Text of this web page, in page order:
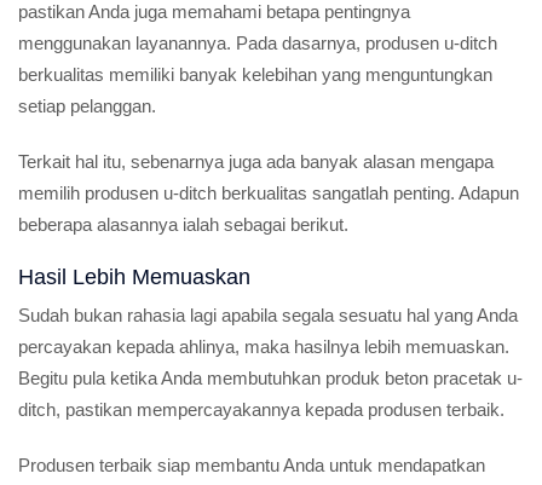
pastikan Anda juga memahami betapa pentingnya
menggunakan layanannya. Pada dasarnya, produsen u-ditch
berkualitas memiliki banyak kelebihan yang menguntungkan
setiap pelanggan.
Terkait hal itu, sebenarnya juga ada banyak alasan mengapa
memilih produsen u-ditch berkualitas sangatlah penting. Adapun
beberapa alasannya ialah sebagai berikut.
Hasil Lebih Memuaskan
Sudah bukan rahasia lagi apabila segala sesuatu hal yang Anda
percayakan kepada ahlinya, maka hasilnya lebih memuaskan.
Begitu pula ketika Anda membutuhkan produk beton pracetak u-
ditch, pastikan mempercayakannya kepada produsen terbaik.
Produsen terbaik siap membantu Anda untuk mendapatkan